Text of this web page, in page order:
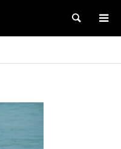
Search